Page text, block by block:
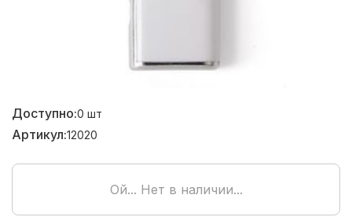
Доступно:0 шт
Артикул:12020
Ой... Нет в наличии...